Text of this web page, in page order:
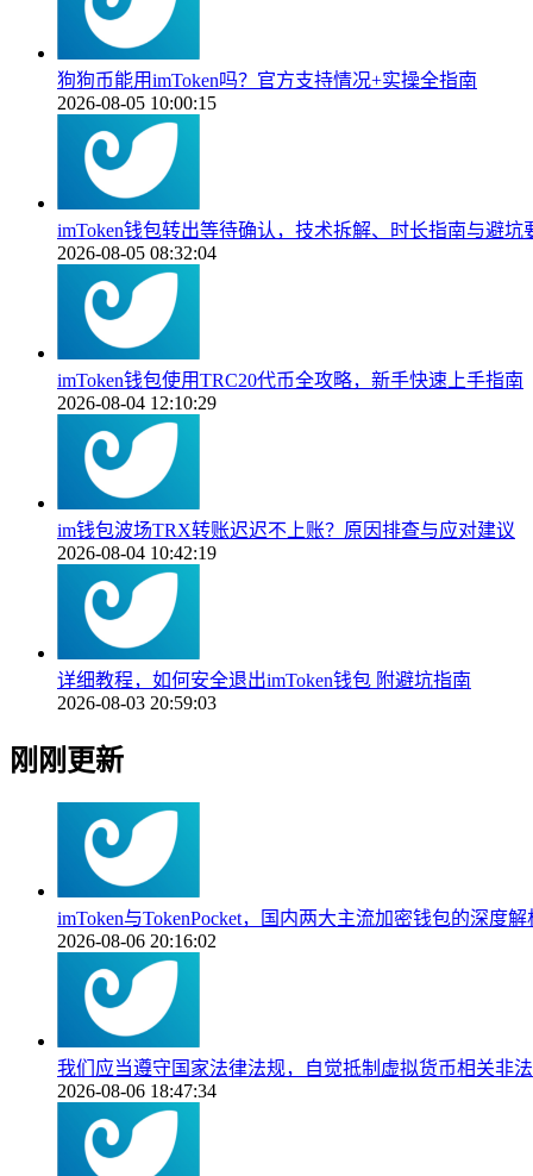
狗狗币能用imToken吗？官方支持情况+实操全指南
2026-08-05 10:00:15
imToken钱包转出等待确认，技术拆解、时长指南与避坑
2026-08-05 08:32:04
imToken钱包使用TRC20代币全攻略，新手快速上手指南
2026-08-04 12:10:29
im钱包波场TRX转账迟迟不上账？原因排查与应对建议
2026-08-04 10:42:19
详细教程，如何安全退出imToken钱包 附避坑指南
2026-08-03 20:59:03
刚刚更新
imToken与TokenPocket，国内两大主流加密钱包的深度解
2026-08-06 20:16:02
我们应当遵守国家法律法规，自觉抵制虚拟货币相关非
2026-08-06 18:47:34